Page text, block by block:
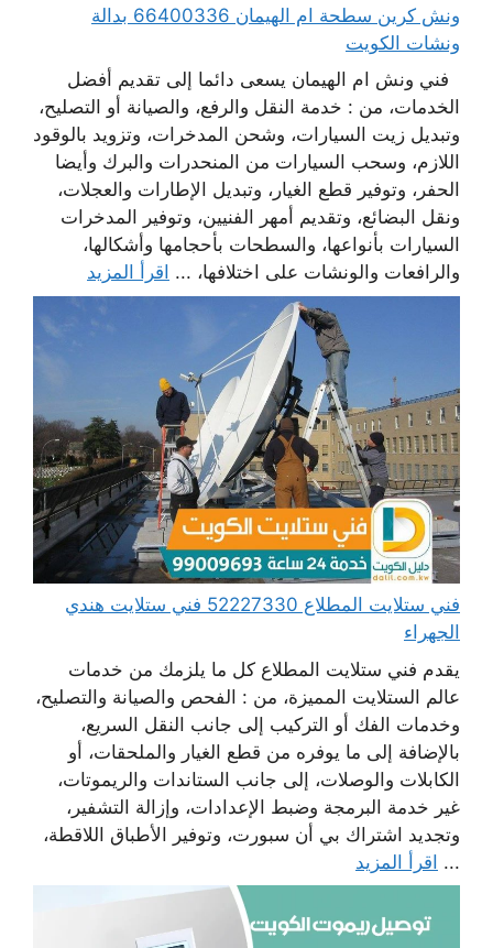
ونش كرين سطحة ام الهيمان 66400336 بدالة
ونشات الكويت
فني ونش ام الهيمان يسعى دائما إلى تقديم أفضل
الخدمات، من : خدمة النقل والرفع، والصيانة أو التصليح،
وتبديل زيت السيارات، وشحن المدخرات، وتزويد بالوقود
اللازم، وسحب السيارات من المنحدرات والبرك وأيضا
الحفر، وتوفير قطع الغيار، وتبديل الإطارات والعجلات،
ونقل البضائع، وتقديم أمهر الفنيين، وتوفير المدخرات
السيارات بأنواعها، والسطحات بأحجامها وأشكالها،
والرافعات والونشات على اختلافها، ... اقرأ المزيد
فني ستلايت المطلاع 52227330 فني ستلايت هندي
الجهراء
يقدم فني ستلايت المطلاع كل ما يلزمك من خدمات
عالم الستلايت المميزة، من : الفحص والصيانة والتصليح،
وخدمات الفك أو التركيب إلى جانب النقل السريع،
بالإضافة إلى ما يوفره من قطع الغيار والملحقات، أو
الكابلات والوصلات، إلى جانب الستاندات والريموتات،
غير خدمة البرمجة وضبط الإعدادات، وإزالة التشفير،
وتجديد اشتراك بي أن سبورت، وتوفير الأطباق اللاقطة،
... اقرأ المزيد